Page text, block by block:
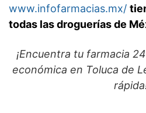
www.infofarmacias.mx/
todas las droguerías de
¡Encuentra tu farmacia
económica en Toluca de